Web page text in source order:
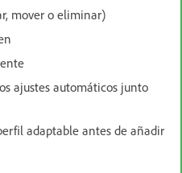
mover o eliminar)
ajustes automáticos junto
adaptable antes de añadir